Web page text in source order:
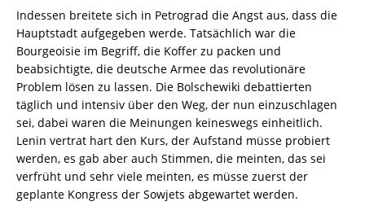
Indessen breitete sich in Petrograd die Angst aus, dass die
Hauptstadt aufgegeben werde. Tatsächlich war die
Bourgeoisie im Begriff, die Koffer zu packen und
beabsichtigte, die deutsche Armee das revolutionäre
Problem lösen zu lassen. Die Bolschewiki debattierten
täglich und intensiv über den Weg, der nun einzuschlagen
sei, dabei waren die Meinungen keineswegs einheitlich.
Lenin vertrat hart den Kurs, der Aufstand müsse probiert
werden, es gab aber auch Stimmen, die meinten, das sei
verfrüht und sehr viele meinten, es müsse zuerst der
geplante Kongress der Sowjets abgewartet werden.